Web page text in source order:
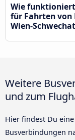
Wie funktioniert
für Fahrten von
Wien-
Weitere
und zum
Hier findest Du
Busverbindungen